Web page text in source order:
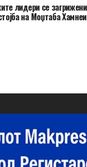
лидери се
на Моџтаба Хамнеи